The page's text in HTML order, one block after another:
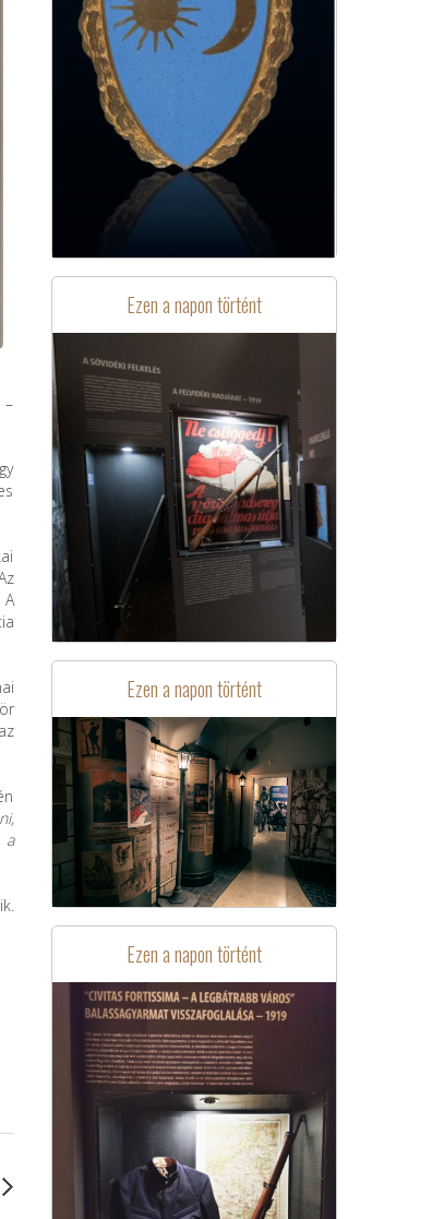
–
a
Ezen a napon történt
Ezen a napon történt
Ezen a napon történt